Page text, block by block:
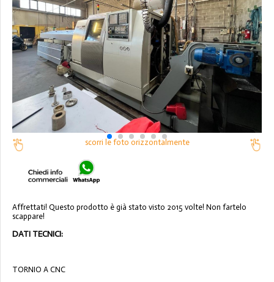
scorri le foto orizzontalmente
Affrettati! Questo prodotto è già stato visto 2015 volte! Non fartelo
scappare!
DATI TECNICI:
TORNIO A CNC